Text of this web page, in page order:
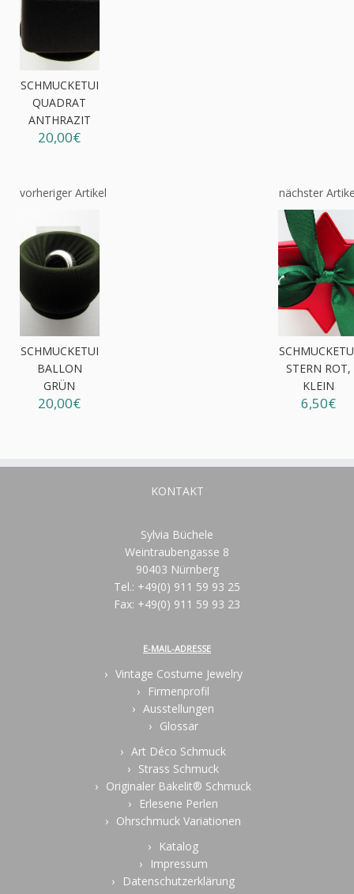
SCHMUCKETUI
QUADRAT
ANTHRAZIT
20,00€
vorheriger Artikel
SCHMUCKETUI
BALLON
GRÜN
20,00€
nächster
STERN ROT,
KLEIN
6,50€
KONTAKT
Sylvia Büchele
Weintraubengasse 8
90403 Nürnberg
Tel.: +49(0) 911 59 93 25
Fax: +49(0) 911 59 93 23
E-MAIL-ADRESSE
Vintage Costume Jewelry
Firmenprofil
Ausstellungen
Glossar
Art Déco Schmuck
Strass Schmuck
Originaler Bakelit® Schmuck
Erlesene Perlen
Ohrschmuck Variationen
Katalog
Impressum
Datenschutzerklärung